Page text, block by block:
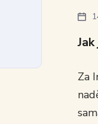
Za